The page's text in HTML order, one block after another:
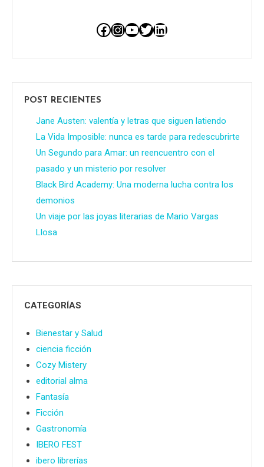
Facebook
Instagram
YouTube
Twitter
LinkedIn
POST RECIENTES
Jane Austen: valentía y letras que siguen latiendo
La Vida Imposible: nunca es tarde para redescubrirte
Un Segundo para Amar: un reencuentro con el
pasado y un misterio por resolver
Black Bird Academy: Una moderna lucha contra los
demonios
Un viaje por las joyas literarias de Mario Vargas
Llosa
CATEGORÍAS
Bienestar y Salud
ciencia ficción
Cozy Mistery
editorial alma
Fantasía
Ficción
Gastronomía
IBERO FEST
ibero librerías